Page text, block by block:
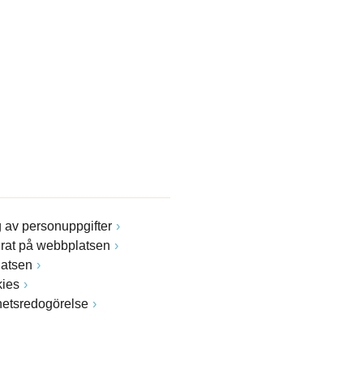
av personuppgifter
på webbplatsen